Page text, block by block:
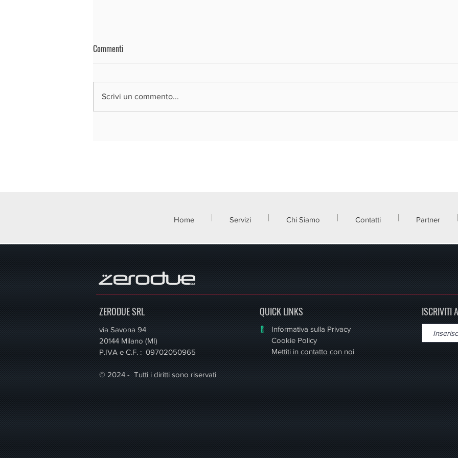
Commenti
Scrivi un commento...
Home Servizi Chi Siamo Contatti Partner
ZERODUE SRL
via Savona 94
20144 Milano (MI)
P.IVA e C.F. : 09702050965
© 2024 - Tutti i diritti sono riservati
QUICK LINKS
Informativa sulla Privacy
Cookie Policy
Mettiti in contatto con noi
ISCRIVITI